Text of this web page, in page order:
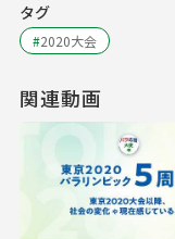
タグ
#2020大会
関連動画